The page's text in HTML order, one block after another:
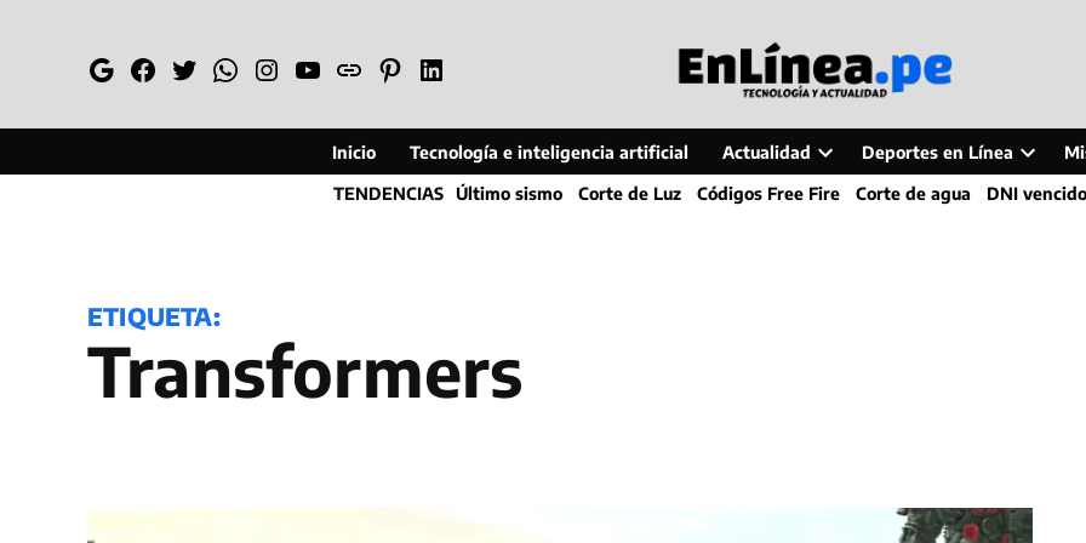
GoogleFacebook
TwitterWhatsapp
Instagram
YouTube
WebPinterestLinkedin
Inicio Tecnología e inteligencia artificial Actualidad
Open
dropdown
Deportes en Línea
Open
dropdown
TENDENCIAS Último sismo Corte de Luz Códigos Free Fire Corte de agua DNI vencido
ETIQUETA:
Transformers